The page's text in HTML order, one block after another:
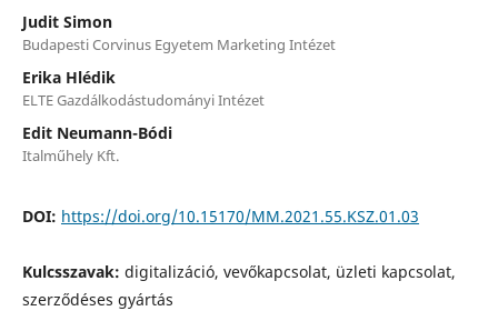
Judit Simon
Budapesti Corvinus Egyetem Marketing Intézet
Erika Hlédik
ELTE Gazdálkodástudományi Intézet
Edit Neumann-Bódi
Italműhely Kft.
DOI: https://doi.org/10.15170/MM.2021.55.KSZ.01.03
Kulcsszavak: digitalizáció, vevőkapcsolat, üzleti kapcsolat,
szerződéses gyártás